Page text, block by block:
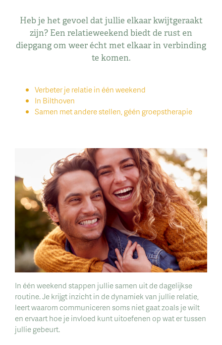
Heb je het gevoel dat jullie elkaar kwijtgeraakt
zijn? Een relatieweekend biedt de rust en
diepgang om weer écht met elkaar in verbinding
te komen.
Verbeter je relatie in één weekend
In Bilthoven
Samen met andere stellen, géén groepstherapie
In één weekend stappen jullie samen uit de dagelijkse
routine. Je krijgt inzicht in de dynamiek van jullie relatie,
leert waarom communiceren soms niet gaat zoals je wilt
en ervaart hoe je invloed kunt uitoefenen op wat er tussen
jullie gebeurt.